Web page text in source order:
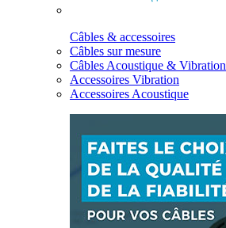
Câbles & accessoires
Câbles sur mesure
Câbles Acoustique & Vibration
Accessoires Vibration
Accessoires Acoustique